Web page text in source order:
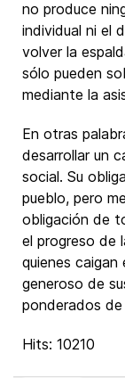
no produce
individual ni el
volver la
sólo pueden
mediante la
En otras
desarrollar un
social. Su
pueblo, pero
obligación de
el progreso de
quienes
generoso de
ponderados
Hits: 10210